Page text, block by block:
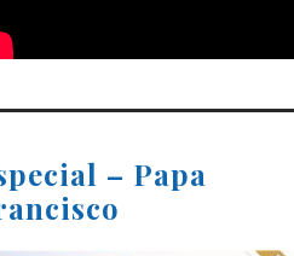
– Papa